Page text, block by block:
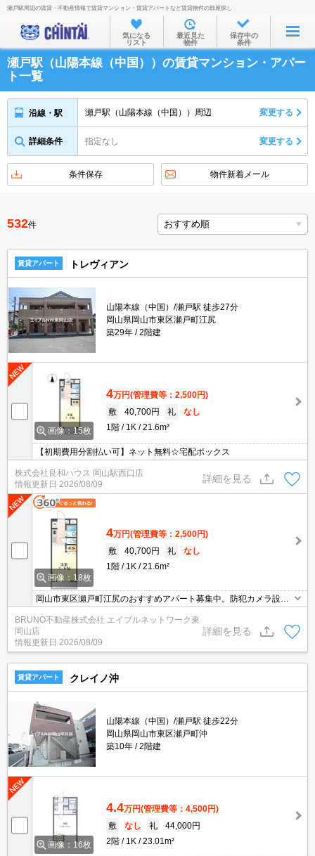
お部屋を探す
沿線・駅から
住所から
家賃相場から
不動産会社から
瀬戸駅周辺の賃貸・不動産情報で賃貸マンション・賃貸アパートなど賃貸物件の部屋探し
気になる
リスト
最近見た
物件
保存中の
条件
瀬戸駅（山陽本線（中国））の賃貸マンション・アパー
ト一覧
沿線・駅 瀬戸駅（山陽本線（中国））周辺 変更する
詳細条件 指定なし 変更する
条件保存 物件新着メール
532件
賃貸アパート トレヴィアン
山陽本線（中国）/瀬戸駅 徒歩27分
岡山県岡山市東区瀬戸町江尻
築29年
2階建
画像：15枚
4万円(管理費等：2,500円)
敷
40,700円 礼
なし
1階
1K 21.6m²
【初期費用分割払い可】ネット無料☆宅配ボックス
株式会社良和ハウス 岡山駅西口店
情報更新日 2026/08/09
詳細を見る
画像：18枚
4万円(管理費等：2,500円)
敷
40,700円 礼
なし
1階
1K 21.6m²
岡山市東区瀬戸町江尻のおすすめアパート募集中。防犯カメラ設置
BRUNO不動産株式会社 エイブルネットワーク東
岡山店
情報更新日 2026/08/09
詳細を見る
賃貸アパート クレイノ沖
山陽本線（中国）/瀬戸駅 徒歩22分
岡山県岡山市東区瀬戸町沖
築10年
2階建
画像：16枚
4.4万円(管理費等：4,500円)
敷
なし 礼
44,000円
2階
1K 23.01m²